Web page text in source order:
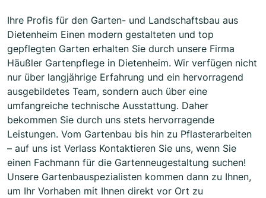
Ihre Profis für den Garten- und Landschaftsbau aus
Dietenheim Einen modern gestalteten und top
gepflegten Garten erhalten Sie durch unsere Firma
Häußler Gartenpflege in Dietenheim. Wir verfügen nicht
nur über langjährige Erfahrung und ein hervorragend
ausgebildetes Team, sondern auch über eine
umfangreiche technische Ausstattung. Daher
bekommen Sie durch uns stets hervorragende
Leistungen. Vom Gartenbau bis hin zu Pflasterarbeiten
– auf uns ist Verlass Kontaktieren Sie uns, wenn Sie
einen Fachmann für die Gartenneugestaltung suchen!
Unsere Gartenbauspezialisten kommen dann zu Ihnen,
um Ihr Vorhaben mit Ihnen direkt vor Ort zu